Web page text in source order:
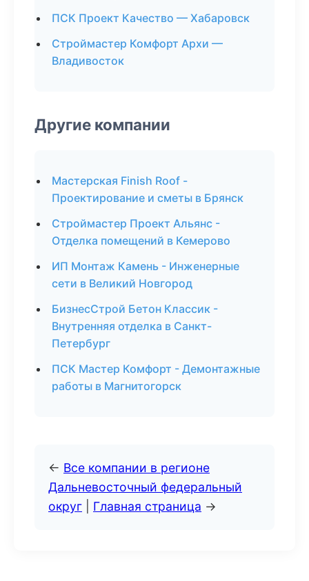
ПСК Проект Качество — Хабаровск
Строймастер Комфорт Архи —
Владивосток
Другие компании
Мастерская Finish Roof -
Проектирование и сметы в Брянск
Строймастер Проект Альянс -
Отделка помещений в Кемерово
ИП Монтаж Камень - Инженерные
сети в Великий Новгород
БизнесСтрой Бетон Классик -
Внутренняя отделка в Санкт-
Петербург
ПСК Мастер Комфорт - Демонтажные
работы в Магнитогорск
← Все компании в регионе
Дальневосточный федеральный
округ
Главная страница →